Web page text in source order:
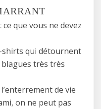
que vous ne devez
shirts qui détournent
très très
de vie
on ne peut pas